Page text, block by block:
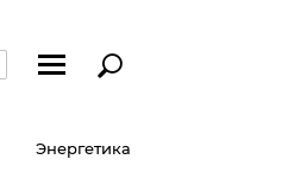
Энергетика